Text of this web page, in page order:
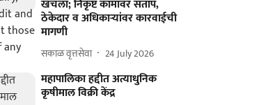
खचला; निकृष्ट कामावर संताप,
ठेकेदार व अधिकाऱ्यांवर कारवाईची
मागणी
सकाळ वृत्तसेवा 24 July 2026
महापालिका हद्दीत अत्याधुनिक
कृषीमाल विक्री केंद्र